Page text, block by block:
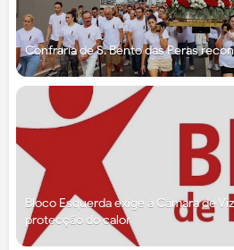
Confraria de S. Bento das Peras
Bloco Esquerda exige à Câmara de
protecção do calor